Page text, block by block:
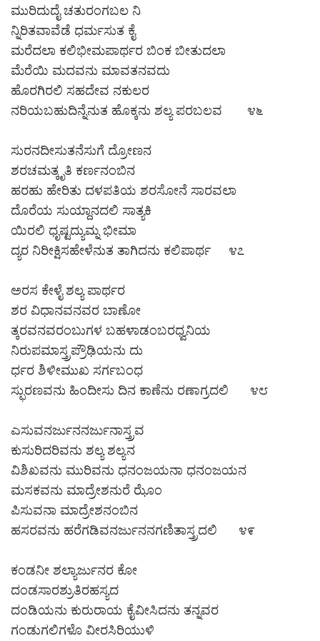
ಮುರಿದುದೈ ಚತುರಂಗಬಲ ನಿ
ನ್ನಿರಿತವಾವೆಡೆ ಧರ್ಮಸುತ ಕೈ
ಮರೆದಲಾ ಕಲಿಭೀಮಪಾರ್ಥರ ಬಿಂಕ ಬೀತುದಲಾ
ಮೆರೆಯಿ ಮದವನು ಮಾವತನವದು
ಹೊರಗಿರಲಿ ಸಹದೇವ ನಕುಲರ
ನರಿಯಬಹುದಿನ್ನೆನುತ ಹೊಕ್ಕನು ಶಲ್ಯ ಪರಬಲವ ೪೬
ಸುರನದೀಸುತನೆಸುಗೆ ದ್ರೋಣನ
ಶರಚಮತ್ಕೃತಿ ಕರ್ಣನಂಬಿನ
ಹರಹು ಹೇರಿತು ದಳಪತಿಯ ಶರಸೋನೆ ಸಾರವಲಾ
ದೊರೆಯ ಸುಯ್ದಾನದಲಿ ಸಾತ್ಯಕಿ
ಯಿರಲಿ ಧೃಷ್ಟದ್ಯುಮ್ನ ಭೀಮಾ
ದ್ಯರ ನಿರೀಕ್ಷಿಸಹೇಳೆನುತ ತಾಗಿದನು ಕಲಿಪಾರ್ಥ ೪೭
ಅರಸ ಕೇಳೈ ಶಲ್ಯ ಪಾರ್ಥರ
ಶರ ವಿಧಾನವನವರ ಬಾಣೋ
ತ್ಕರವನವರಂಬುಗಳ ಬಹಳಾಡಂಬರಧ್ವನಿಯ
ನಿರುಪಮಾಸ್ತ್ರಪ್ರೌಢಿಯನು ದು
ರ್ಧರ ಶಿಳೀಮುಖ ಸರ್ಗಬಂಧ
ಸ್ಫುರಣವನು ಹಿಂದೀಸು ದಿನ ಕಾಣೆನು ರಣಾಗ್ರದಲಿ ೪೮
ಎಸುವನರ್ಜುನನರ್ಜುನಾಸ್ತ್ರವ
ಕುಸುರಿದರಿವನು ಶಲ್ಯ ಶಲ್ಯನ
ವಿಶಿಖವನು ಮುರಿವನು ಧನಂಜಯನಾ ಧನಂಜಯನ
ಮಸಕವನು ಮಾದ್ರೇಶನುರೆ ಝೊಂ
ಪಿಸುವನಾ ಮಾದ್ರೇಶನಂಬಿನ
ಹಸರವನು ಹರೆಗಡಿವನರ್ಜುನನಗಣಿತಾಸ್ತ್ರದಲಿ ೪೯
ಕಂಡನೀ ಶಲ್ಯಾರ್ಜುನರ ಕೋ
ದಂಡಸಾರಶ್ರುತಿರಹಸ್ಯದ
ದಂಡಿಯನು ಕುರುರಾಯ ಕೈವೀಸಿದನು ತನ್ನವರ
ಗಂಡುಗಲಿಗಳೊ ವೀರಸಿರಿಯುಳಿ